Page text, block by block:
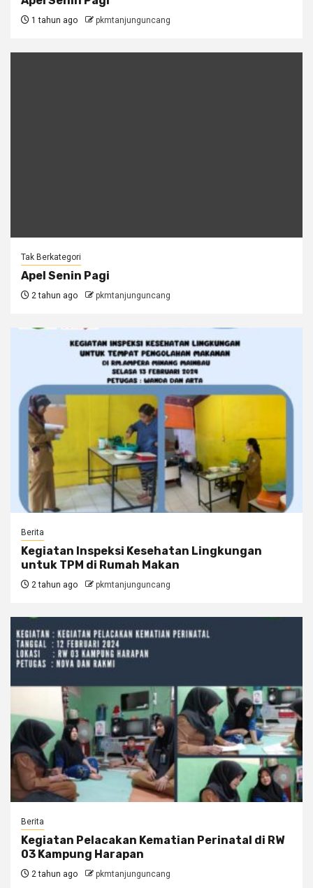
1 tahun ago pkmtanjunguncang
Tak Berkategori
Apel Senin Pagi
2 tahun ago pkmtanjunguncang
Berita
Kegiatan Inspeksi Kesehatan Lingkungan
untuk TPM di Rumah Makan
2 tahun ago pkmtanjunguncang
Berita
Kegiatan Pelacakan Kematian Perinatal di RW
03 Kampung Harapan
2 tahun ago pkmtanjunguncang